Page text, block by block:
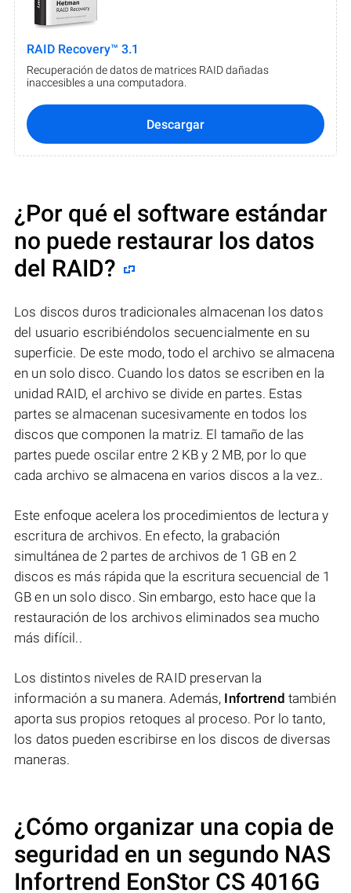
RAID Recovery™ 3.1
Recuperación de datos de matrices RAID dañadas
inaccesibles a una computadora.
Descargar
¿Por qué el software estándar
no puede restaurar los datos
del RAID?
Los discos duros tradicionales almacenan los datos
del usuario escribiéndolos secuencialmente en su
superficie. De este modo, todo el archivo se almacena
en un solo disco. Cuando los datos se escriben en la
unidad RAID, el archivo se divide en partes. Estas
partes se almacenan sucesivamente en todos los
discos que componen la matriz. El tamaño de las
partes puede oscilar entre 2 KB y 2 MB, por lo que
cada archivo se almacena en varios discos a la vez..
Este enfoque acelera los procedimientos de lectura y
escritura de archivos. En efecto, la grabación
simultánea de 2 partes de archivos de 1 GB en 2
discos es más rápida que la escritura secuencial de 1
GB en un solo disco. Sin embargo, esto hace que la
restauración de los archivos eliminados sea mucho
más difícil..
Los distintos niveles de RAID preservan la
información a su manera. Además, Infortrend también
aporta sus propios retoques al proceso. Por lo tanto,
los datos pueden escribirse en los discos de diversas
maneras.
¿Cómo organizar una copia de
seguridad en un segundo NAS
Infortrend EonStor CS 4016G